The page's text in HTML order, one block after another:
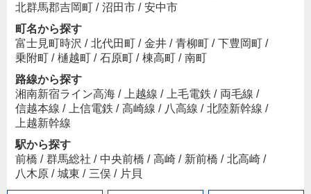
北群馬郡吉岡町 / 沼田市 / 安中市
町名から探す
富士見町時沢 / 北代田町 / 金井 / 青柳町 / 下豊岡町 /
乗附町 / 樋越町 / 石原町 / 棟高町 / 南町
路線から探す
湘南新宿ライン高海 / 上越線 / 上毛電鉄 / 両毛線 /
信越本線 / 上信電鉄 / 高崎線 / 八高線 / 北陸新幹線 /
上越新幹線
駅から探す
前橋 / 群馬総社 / 中央前橋 / 高崎 / 新前橋 / 北高崎 /
八木原 / 城東 / 三俣 / 片貝